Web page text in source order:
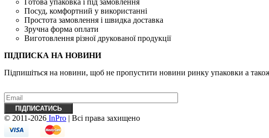
Посуд, комфортний у використанні
Простота замовлення і швидка доставка
Зручна форма оплати
Виготовлення різної друкованої продукції
ПІДПИСКА НА НОВИНИ
Підпишіться на новини, щоб не пропустити новини ринку упаковки а
© 2011-2026 InPro | Всі права захищено